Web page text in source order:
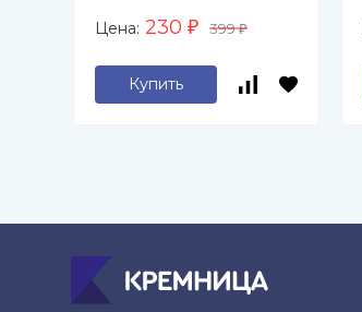
Вашингтон Карвер
(P)
Цена: 230 ₽ 399₽
Купить